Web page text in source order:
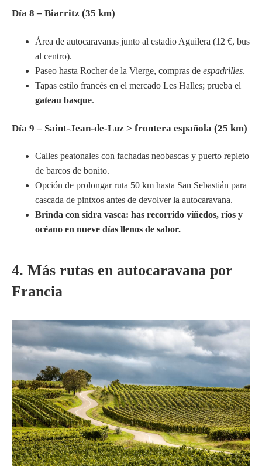
Día 8 – Biarritz (35 km)
Área de autocaravanas junto al estadio Aguilera (12 €, bus
al centro).
Paseo hasta Rocher de la Vierge, compras de espadrilles.
Tapas estilo francés en el mercado Les Halles; prueba el
gateau basque.
Día 9 – Saint-Jean-de-Luz > frontera española (25 km)
Calles peatonales con fachadas neobascas y puerto repleto
de barcos de bonito.
Opción de prolongar ruta 50 km hasta San Sebastián para
cascada de pintxos antes de devolver la autocaravana.
Brinda con sidra vasca: has recorrido viñedos, ríos y
océano en nueve días llenos de sabor.
4. Más rutas en autocaravana por
Francia